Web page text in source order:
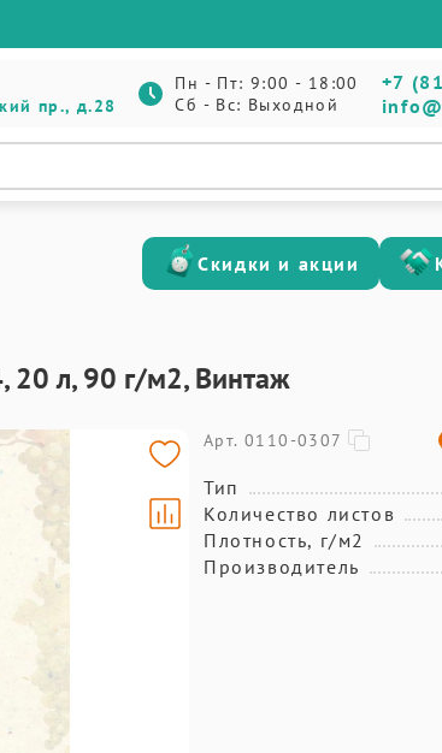
пр., д.28
Пн - Пт: 9:00 - 18:00
Сб - Вс: Выходной
+7
Скидки и акции
20 л, 90 г/м2, Винтаж
Арт. 0110-0307
Тип
Количество листов
Плотность, г/м2
Производитель